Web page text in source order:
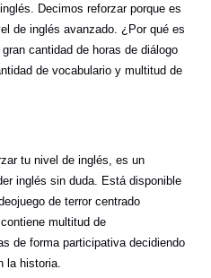
Decimos reforzar porque es
de inglés avanzado. ¿Por qué es
cantidad de horas de diálogo
de vocabulario y multitud de
tu nivel de inglés, es un
inglés sin duda. Está disponible
de terror centrado
multitud de
de forma participativa decidiendo
la historia.